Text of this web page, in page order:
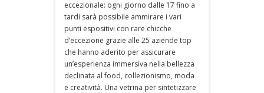
eccezionale: ogni giorno dalle 17 fino a
tardi sarà possibile ammirare i vari
punti espositivi con rare chicche
d’eccezione grazie alle 25 aziende top
che hanno aderito per assicurare
un’esperienza immersiva nella bellezza
declinata al food, collezionismo, moda
e creatività. Una vetrina per sintetizzare